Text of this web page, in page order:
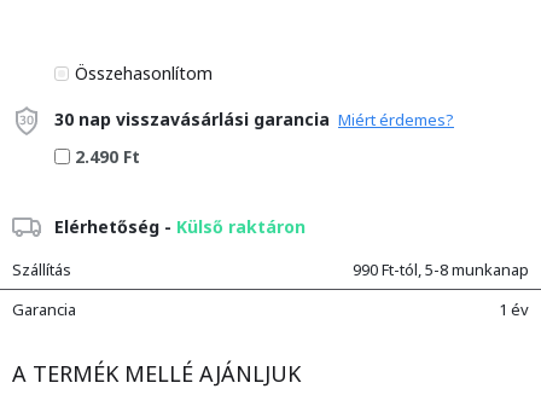
Összehasonlítom
30 nap visszavásárlási garancia Miért érdemes?
2.490 Ft
Elérhetőség - Külső raktáron
Szállítás
990 Ft-tól, 5-8 munkanap
Garancia
1 év
A TERMÉK MELLÉ AJÁNLJUK